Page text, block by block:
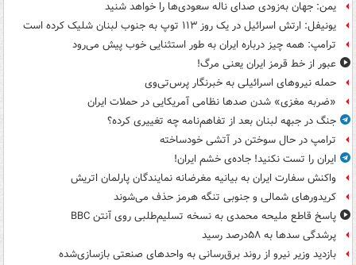
یمن: جهان به‌زودی صدای ناله سعودی‌ها را خواهد شنید
یونیفل: ارتش اسرائیل در یک روز ۱۱۳ توپ به جنوب لبنان شلیک کرده است
ترامپ: همه چیز درباره ایران به طور استثنایی خوب پیش می‌رود
عبور از خط قرمز ایران یعنی مرگ!
حمله نیروهای اسرائیلی به خبرنگار پرس‌تی‌وی
«ضربه مغزی» شدن صدها نظامی آمریکایی در حملات ایران
جنگ در جبهه لبنان بعد از تفاهم‌نامه چه تغییری کرده؟
ترامپ در حال سوختن در آتشی خودساخته
ایران را تست نکنید! جاده‌ی خشم ایران!
واکنش سفارت ایران به بیانیه مغرضانه نمایندگان پارلمان اتریش
کریدورهای شمالی و جنوبی تنگه هرمز حذف می‌شوند
پاسخ قاطع ملیحه محمدی به نسخه تسلیم‌طلبی روی آنتن BBC
پرشدگی سدها به ۵۸درصد رسید
بازدید وزیر نیرو از روند برق‌رسانی به واحدهای صنعتی بازسازی‌شده